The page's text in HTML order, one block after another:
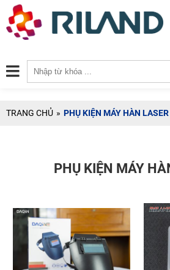
TRANG CHỦ » PHỤ KIỆN MÁY HÀN LASER
PHỤ KIỆN MÁY